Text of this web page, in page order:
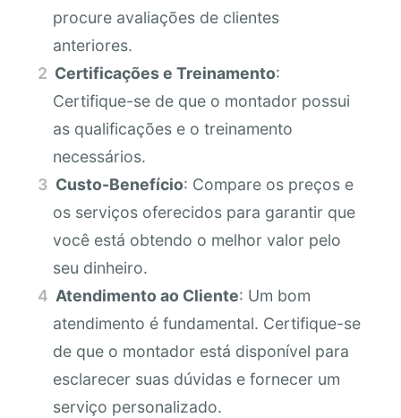
procure avaliações de clientes
anteriores.
Certificações e Treinamento:
Certifique-se de que o montador possui
as qualificações e o treinamento
necessários.
Custo-Benefício: Compare os preços e
os serviços oferecidos para garantir que
você está obtendo o melhor valor pelo
seu dinheiro.
Atendimento ao Cliente: Um bom
atendimento é fundamental. Certifique-se
de que o montador está disponível para
esclarecer suas dúvidas e fornecer um
serviço personalizado.